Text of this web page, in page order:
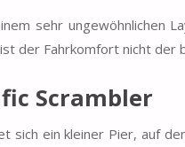
sehr ungewöhnlichen
der Fahrkomfort nicht der
Scrambler
ein kleiner Pier, auf